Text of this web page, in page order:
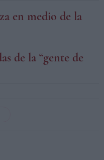
en medio de la
de la “gente de